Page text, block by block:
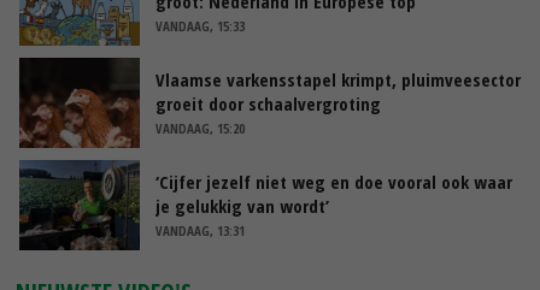
VANDAAG, 15:33
Vlaamse varkensstapel krimpt, pluimveesector
groeit door schaalvergroting
VANDAAG, 15:20
‘Cijfer jezelf niet weg en doe vooral ook waar
je gelukkig van wordt’
VANDAAG, 13:31